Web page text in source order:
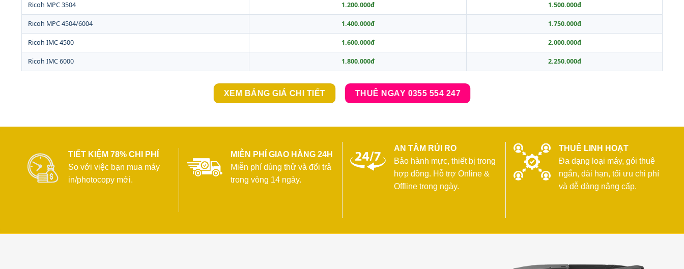
Ricoh MPC 3504 1.200.000đ 1.500.000đ
Ricoh MPC 4504/6004 1.400.000đ 1.750.000đ
Ricoh IMC 4500 1.600.000đ 2.000.000đ
Ricoh IMC 6000 1.800.000đ 2.250.000đ
XEM BẢNG GIÁ CHI TIẾT THUÊ NGAY 0355 554 247
TIẾT KIỆM 78% CHI PHÍ
So với việc bạn mua máy
in/photocopy mới.
MIỄN PHÍ GIAO HÀNG 24H
Miễn phí dùng thử và đổi trả
trong vòng 14 ngày.
AN TÂM RỦI RO
Bảo hành mực, thiết bị trong
hợp đồng. Hỗ trợ Online &
Offline trong ngày.
THUÊ LINH HOẠT
Đa dạng loại máy, gói thuê
ngắn, dài hạn, tối ưu chi phí
và dễ dàng nâng cấp.